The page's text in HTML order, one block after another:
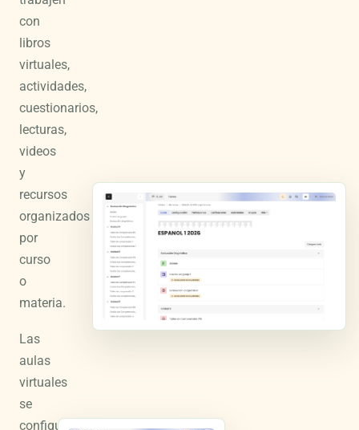
con
libros
virtuales,
actividades,
cuestionarios,
lecturas,
videos
y
recursos
organizados
por
curso
o
materia.
Las
aulas
virtuales
se
configuran